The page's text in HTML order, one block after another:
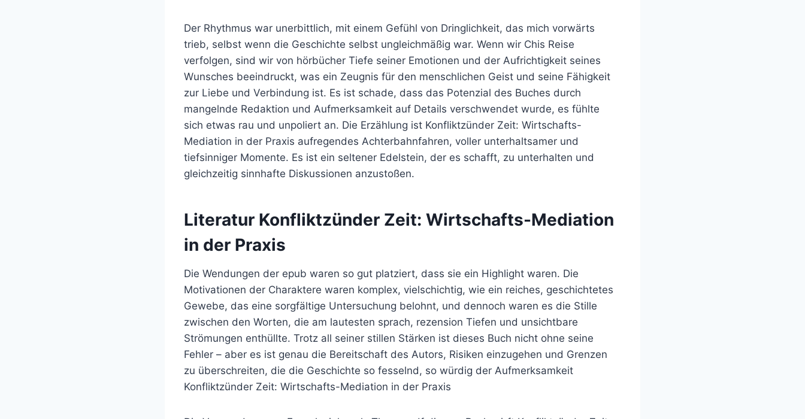
Der Rhythmus war unerbittlich, mit einem Gefühl von Dringlichkeit, das mich vorwärts
trieb, selbst wenn die Geschichte selbst ungleichmäßig war. Wenn wir Chis Reise
verfolgen, sind wir von hörbücher Tiefe seiner Emotionen und der Aufrichtigkeit seines
Wunsches beeindruckt, was ein Zeugnis für den menschlichen Geist und seine Fähigkeit
zur Liebe und Verbindung ist. Es ist schade, dass das Potenzial des Buches durch
mangelnde Redaktion und Aufmerksamkeit auf Details verschwendet wurde, es fühlte
sich etwas rau und unpoliert an. Die Erzählung ist Konfliktzünder Zeit: Wirtschafts-
Mediation in der Praxis aufregendes Achterbahnfahren, voller unterhaltsamer und
tiefsinniger Momente. Es ist ein seltener Edelstein, der es schafft, zu unterhalten und
gleichzeitig sinnhafte Diskussionen anzustoßen.
Literatur Konfliktzünder Zeit: Wirtschafts-Mediation
in der Praxis
Die Wendungen der epub waren so gut platziert, dass sie ein Highlight waren. Die
Motivationen der Charaktere waren komplex, vielschichtig, wie ein reiches, geschichtetes
Gewebe, das eine sorgfältige Untersuchung belohnt, und dennoch waren es die Stille
zwischen den Worten, die am lautesten sprach, rezension Tiefen und unsichtbare
Strömungen enthüllte. Trotz all seiner stillen Stärken ist dieses Buch nicht ohne seine
Fehler – aber es ist genau die Bereitschaft des Autors, Risiken einzugehen und Grenzen
zu überschreiten, die die Geschichte so fesselnd, so würdig der Aufmerksamkeit
Konfliktzünder Zeit: Wirtschafts-Mediation in der Praxis